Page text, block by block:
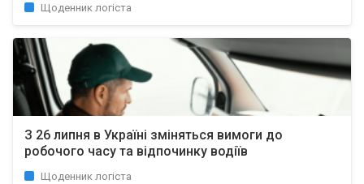
Щоденник логіста
З 26 липня в Україні зміняться вимоги до
робочого часу та відпочинку водіїв
Щоденник логіста